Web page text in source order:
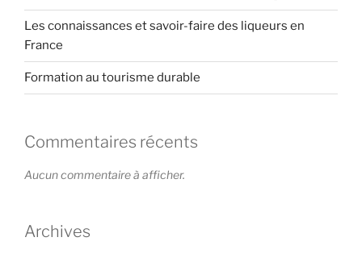
Les connaissances et savoir-faire des liqueurs en
France
Formation au tourisme durable
Commentaires récents
Aucun commentaire à afficher.
Archives